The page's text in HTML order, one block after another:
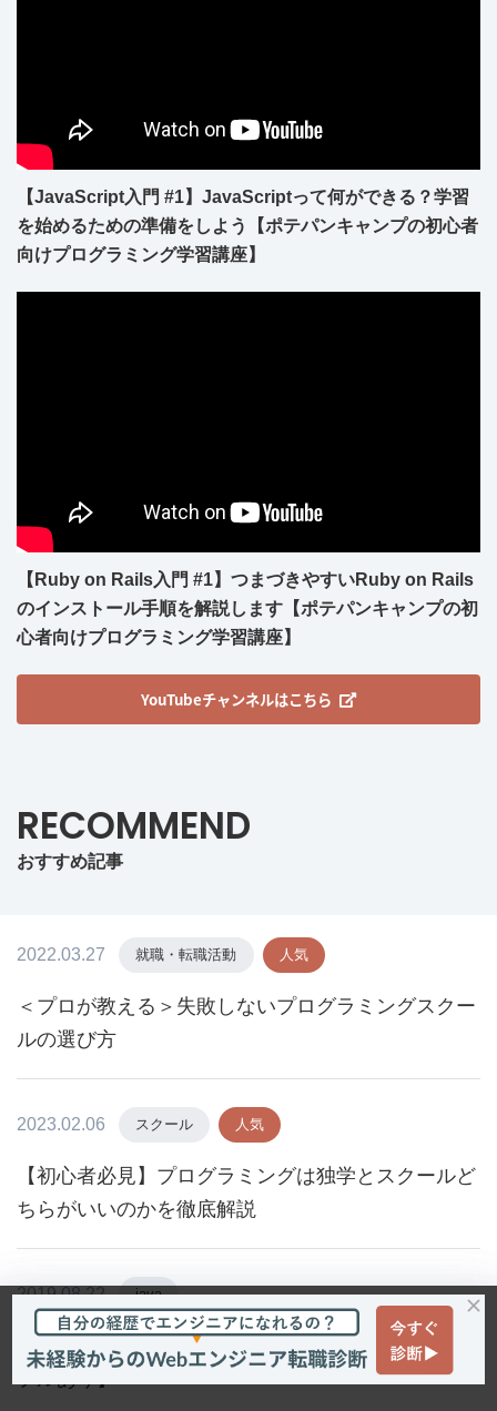
【JavaScript入門 #1】JavaScriptって何ができる？学習
を始めるための準備をしよう【ポテパンキャンプの初心者
向けプログラミング学習講座】
【Ruby on Rails入門 #1】つまづきやすいRuby on Rails
のインストール手順を解説します【ポテパンキャンプの初
心者向けプログラミング学習講座】
YouTubeチャンネルはこちら
RECOMMEND
おすすめ記事
2022.03.27 就職・転職活動 人気
＜プロが教える＞失敗しないプログラミングスクー
ルの選び方
2023.02.06 スクール 人気
【初心者必見】プログラミングは独学とスクールど
ちらがいいのかを徹底解説
2019.08.22 java
初心者でもわかる！Javadocの意味と書き方【サン